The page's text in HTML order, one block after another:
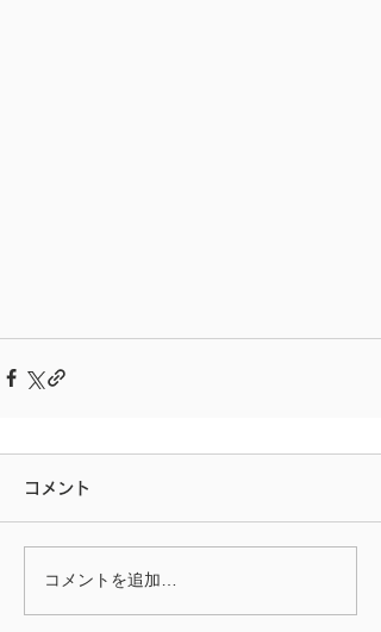
コメント
コメントを追加…